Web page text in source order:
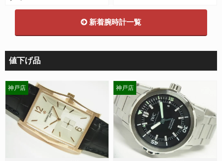
新着腕時計一覧
値下げ品
神戸店 神戸店